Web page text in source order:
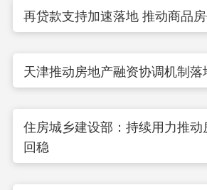
再贷款支持加速落地 推动商品
天津推动房地产融资协调机制落
住房城乡建设部：持续用力推
回稳